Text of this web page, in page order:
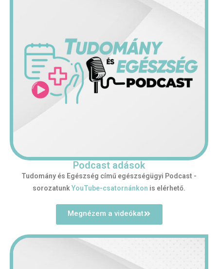
Podcast adások
Tudomány és Egészség című egészségügyi Podcast -
sorozatunk YouTube-csatornánkon is elérhető.
Megnézem a videókat